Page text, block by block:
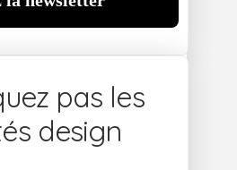
pas les
design